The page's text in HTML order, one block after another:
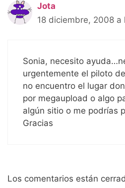
Jota
18 diciembre, 2008 a
Sonia, necesito
urgentemente el piloto
no encuentro el lugar
por megaupload o algo
algún sitio o me podrías
Gracias
Los comentarios están